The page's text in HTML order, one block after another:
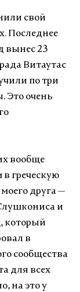
свой
Последнее
вынес 23
Витаутас
по три
Это очень
вообще
в греческую
друга —
и
который
в
сообщества
для всех
на это у